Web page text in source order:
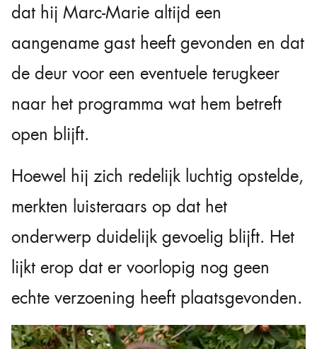
dat hij Marc-Marie altijd een
aangename gast heeft gevonden en dat
de deur voor een eventuele terugkeer
naar het programma wat hem betreft
open blijft.
Hoewel hij zich redelijk luchtig opstelde,
merkten luisteraars op dat het
onderwerp duidelijk gevoelig blijft. Het
lijkt erop dat er voorlopig nog geen
echte verzoening heeft plaatsgevonden.